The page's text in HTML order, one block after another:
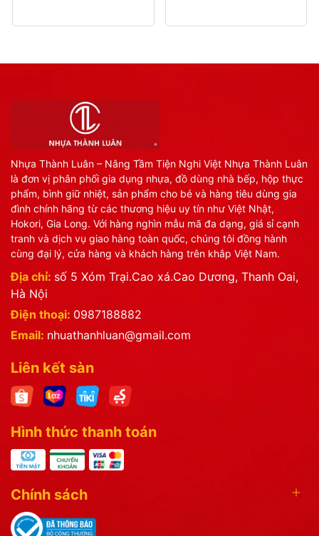
Nhựa Thành Luân – Nâng Tầm Tiện Nghi Việt Nhựa Thành Luân
là đơn vị phân phối gia dụng nhựa, đồ dùng nhà bếp, hộp thực
phẩm, bình giữ nhiệt, sản phẩm cho bé và hàng tiêu dùng gia
đình chính hãng từ các thương hiệu uy tín như Việt Nhật,
Hokori, Gia Long. Với hàng nghìn mẫu mã đa dạng, giá sỉ cạnh
tranh và dịch vụ giao hàng toàn quốc, chúng tôi đồng hành
cùng đại lý, cửa hàng và khách hàng trên khắp Việt Nam.
Địa chỉ: số 5 Xóm Trại.Cao xá.Cao Dương, Thanh Oai,
Hà Nội
Điện thoại: 0987188882
Email: nhuathanhluan@gmail.com
Liên kết sàn
Hình thức thanh toán
Chính sách